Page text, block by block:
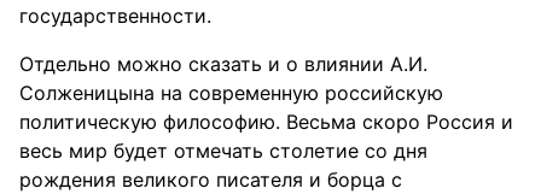
государственности.
Отдельно можно сказать и о влиянии А.И.
Солженицына на современную российскую
политическую философию. Весьма скоро Россия и
весь мир будет отмечать столетие со дня
рождения великого писателя и борца с